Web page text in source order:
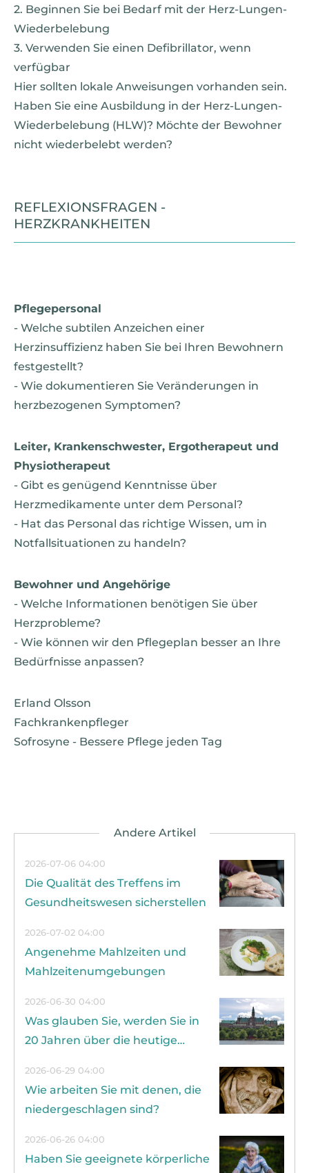
2. Beginnen Sie bei Bedarf mit der Herz-Lungen-
Wiederbelebung
3. Verwenden Sie einen Defibrillator, wenn
verfügbar
Hier sollten lokale Anweisungen vorhanden sein.
Haben Sie eine Ausbildung in der Herz-Lungen-
Wiederbelebung (HLW)? Möchte der Bewohner
nicht wiederbelebt werden?
REFLEXIONSFRAGEN -
HERZKRANKHEITEN
Pflegepersonal
- Welche subtilen Anzeichen einer
Herzinsuffizienz haben Sie bei Ihren Bewohnern
festgestellt?
- Wie dokumentieren Sie Veränderungen in
herzbezogenen Symptomen?
Leiter, Krankenschwester, Ergotherapeut und
Physiotherapeut
- Gibt es genügend Kenntnisse über
Herzmedikamente unter dem Personal?
- Hat das Personal das richtige Wissen, um in
Notfallsituationen zu handeln?
Bewohner und Angehörige
- Welche Informationen benötigen Sie über
Herzprobleme?
- Wie können wir den Pflegeplan besser an Ihre
Bedürfnisse anpassen?
Erland Olsson
Fachkrankenpfleger
Sofrosyne - Bessere Pflege jeden Tag
2026-07-06 04:00
Die Qualität des Treffens im
Gesundheitswesen sicherstellen
2026-07-02 04:00
Angenehme Mahlzeiten und
Mahlzeitenumgebungen
2026-06-30 04:00
Was glauben Sie, werden Sie in
20 Jahren über die heutige
2026-06-29 04:00
Wie arbeiten Sie mit denen, die
niedergeschlagen sind?
2026-06-26 04:00
Haben Sie geeignete körperliche